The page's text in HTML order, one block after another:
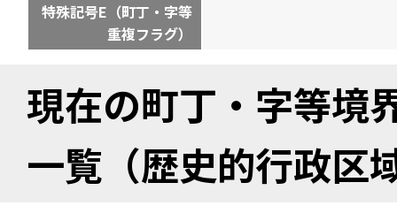
特殊記号E（町丁・字等
重複フラグ）
現在の町丁・字等境
一覧（歴史的行政区